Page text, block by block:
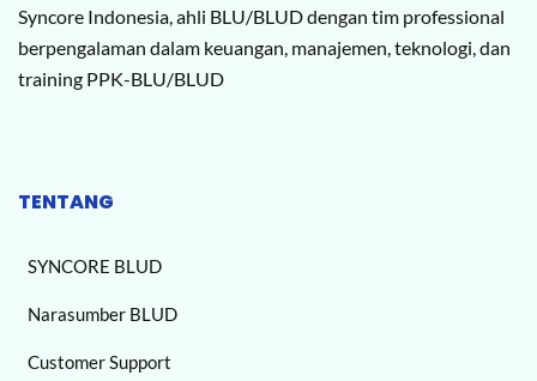
Syncore Indonesia, ahli BLU/BLUD dengan tim professional
berpengalaman dalam keuangan, manajemen, teknologi, dan
training PPK-BLU/BLUD
TENTANG
SYNCORE BLUD
Narasumber BLUD
Customer Support